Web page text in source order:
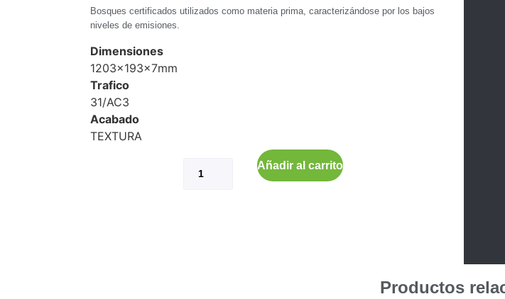
Bosques certificados utilizados como materia prima, caracterizándose por los bajos
niveles de emisiones.
Dimensiones
1203x193x7mm
Trafico
31/AC3
Acabado
TEXTURA
Añadir al carrito
Productos